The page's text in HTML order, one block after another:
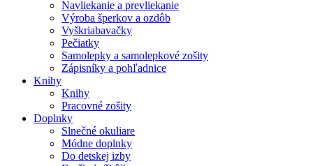
Navliekanie a prevliekanie
Výroba šperkov a ozdôb
Vyškriabavačky
Pečiatky
Samolepky a samolepkové zošity
Zápisníky a pohľadnice
Knihy
Knihy
Pracovné zošity
Doplnky
Slnečné okuliare
Módne doplnky
Do detskej izby